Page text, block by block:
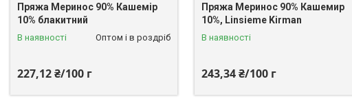
Пряжа Меринос 90% Кашемір
10% блакитний
В наявності Оптом і в роздріб
227,12 ₴/100 г
Пряжа Меринос 90% Кашемир
10%, Linsieme Kirman
В наявності
243,34 ₴/100 г